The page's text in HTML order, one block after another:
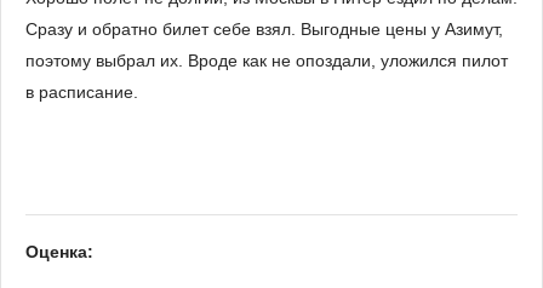
Сразу и обратно билет себе взял. Выгодные цены у Азимут,
поэтому выбрал их. Вроде как не опоздали, уложился пилот
в расписание.
Оценка: